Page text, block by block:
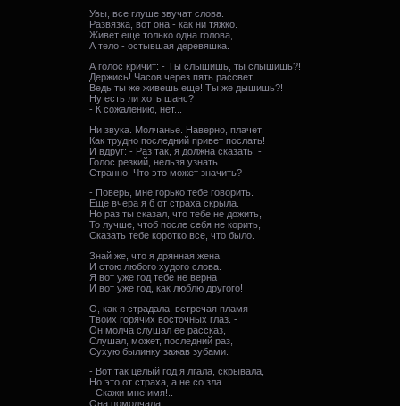
Увы, все глуше звучат слова.
Развязка, вот она - как ни тяжко.
Живет еще только одна голова,
А тело - остывшая деревяшка.
А голос кричит: - Ты слышишь, ты слышишь?!
Держись! Часов через пять рассвет.
Ведь ты же живешь еще! Ты же дышишь?!
Ну есть ли хоть шанс?
- К сожалению, нет...
Ни звука. Молчанье. Наверно, плачет.
Как трудно последний привет послать!
И вдруг: - Раз так, я должна сказать! -
Голос резкий, нельзя узнать.
Странно. Что это может значить?
- Поверь, мне горько тебе говорить.
Еще вчера я б от страха скрыла.
Но раз ты сказал, что тебе не дожить,
То лучше, чтоб после себя не корить,
Сказать тебе коротко все, что было.
Знай же, что я дрянная жена
И стою любого худого слова.
Я вот уже год тебе не верна
И вот уже год, как люблю другого!
О, как я страдала, встречая пламя
Твоих горячих восточных глаз. -
Он молча слушал ее рассказ,
Слушал, может, последний раз,
Сухую былинку зажав зубами.
- Вот так целый год я лгала, скрывала,
Но это от страха, а не со зла.
- Скажи мне имя!..-
Она помолчала,